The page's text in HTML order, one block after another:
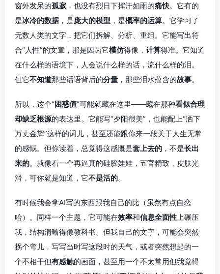
窗外发呆的孤寂 ，也没有烈日下挥汗如雨的痛快。它有的
是冰冷的数据 ，是庞大的模型 ，是概率的运算。它学习了
无数人类的文字，把它们拆解、分析、重组。它能写出符
合“人性”的文章，那是因为它模仿得像， 计算得准。它知道
在什么样的语境下，人会说什么样的话，流什么样的泪。
但它不知道那些话语背后的分量 ，那些泪水蕴含的故事。
所以，这个“困惑值”可能就藏在这里——藏在那种看似合理
却缺乏根源的表达里。它能写“夕阳很美”，也能配上“洒下
万丈金辉”这样的词儿，甚至还能跟你来一段关于人生无常
的感慨。但你读着，总觉得这感慨是套上去的 ，不是长出
来的。就像看一个再逼真的硅胶娃娃，五官精致，皮肤光
滑，可你就是知道，它不是活的。
有时候我会拿AI写的东西跟我自己的比（虽然有点自恋
哈）。同样一个主题，它可能在效率和信息全面性 上碾压
我，结构清晰得像教科书。但我自己的文字，可能会突然
拐个弯儿，写写当时写这段时的天气，或者突然想起的一
个不相干但有感触的画面，甚至用一个不太常用但我觉得